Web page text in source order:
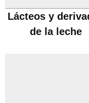
Lácteos y
de la leche